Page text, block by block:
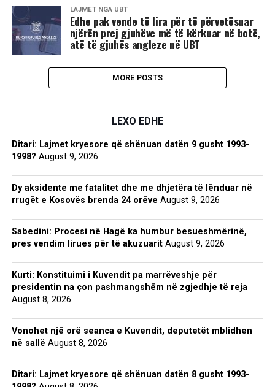
LAJMET NGA UBT
Edhe pak vende të lira për të përvetësuar
njërën prej gjuhëve më të kërkuar në botë,
atë të gjuhës angleze në UBT
MORE POSTS
LEXO EDHE
Ditari: Lajmet kryesore që shënuan datën 9 gusht 1993-
1998? August 9, 2026
Dy aksidente me fatalitet dhe me dhjetëra të lënduar në
rrugët e Kosovës brenda 24 orëve August 9, 2026
Sabedini: Procesi në Hagë ka humbur besueshmërinë,
pres vendim lirues për të akuzuarit August 9, 2026
Kurti: Konstituimi i Kuvendit pa marrëveshje për
presidentin na çon pashmangshëm në zgjedhje të reja
August 8, 2026
Vonohet një orë seanca e Kuvendit, deputetët mblidhen
në sallë August 8, 2026
Ditari: Lajmet kryesore që shënuan datën 8 gusht 1993-